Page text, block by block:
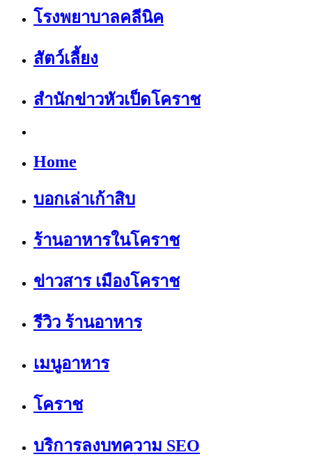
โรงพยาบาลคลีนิค
สัตว์เลี้ยง
สำนักข่าวหัวเป็ดโคราช
Home
บอกเล่าเก้าสิบ
ร้านอาหารในโคราช
ข่าวสาร เมืองโคราช
รีวิว ร้านอาหาร
เมนูอาหาร
โคราช
บริการลงบทความ SEO